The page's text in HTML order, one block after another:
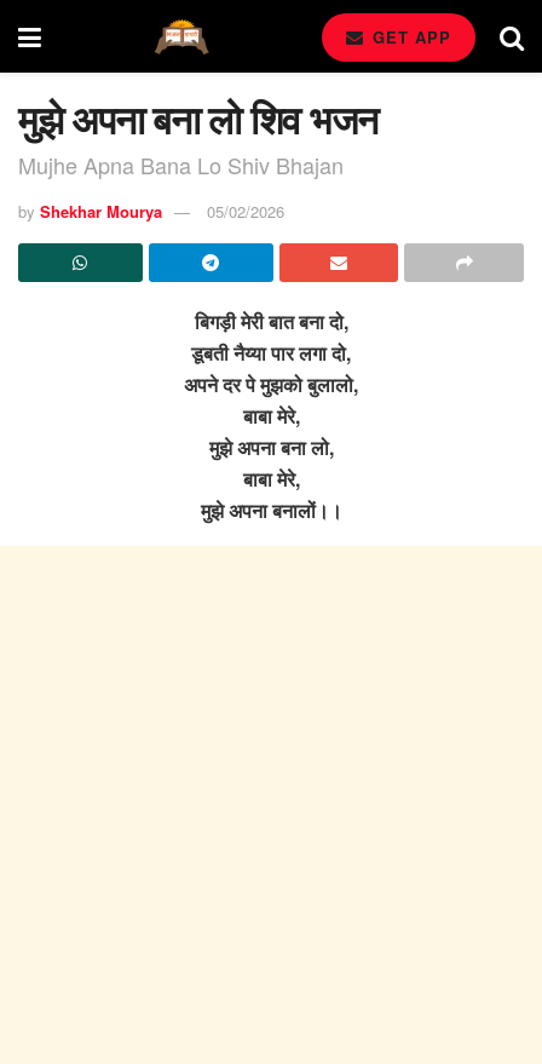
GET APP
मुझे अपना बना लो शिव भजन
Mujhe Apna Bana Lo Shiv Bhajan
by Shekhar Mourya 05/02/2026
बिगड़ी मेरी बात बना दो,
डूबती नैय्या पार लगा दो,
अपने दर पे मुझको बुलालो,
बाबा मेरे,
मुझे अपना बना लो,
बाबा मेरे,
मुझे अपना बनालों।।